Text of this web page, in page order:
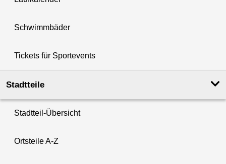
Schwimmbäder
Tickets für Sportevents
Stadtteile
Stadtteil-Übersicht
Ortsteile A-Z